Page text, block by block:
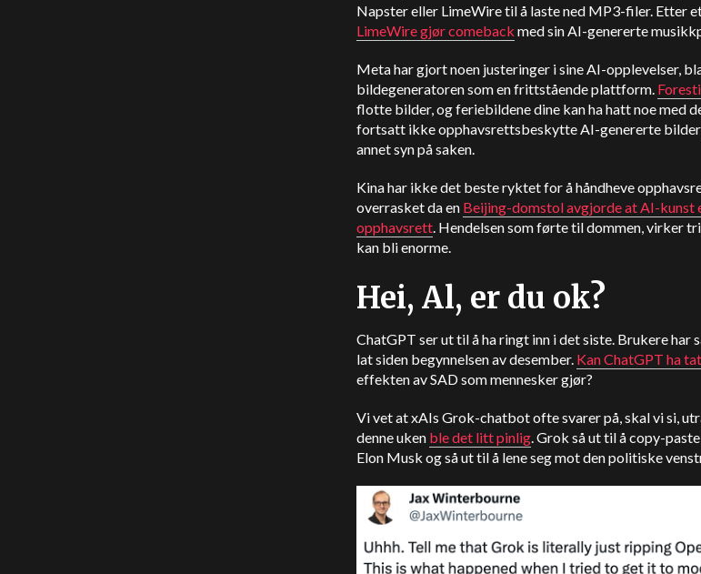
Napster eller LimeWire til å laste ned MP3-filer. Etter
LimeWire gjør comeback med sin AI-genererte
Meta har gjort noen justeringer i sine AI-opplevelser,
bildegeneratoren som en frittstående plattform.
flotte bilder, og feriebildene dine kan ha hatt noe med
fortsatt ikke opphavsrettsbeskytte AI-genererte bilder,
annet syn på saken.
Kina har ikke det beste ryktet for å håndheve
overrasket da en Beijing-domstol avgjorde at AI-kunst
opphavsrett. Hendelsen som førte til dommen, virker
kan bli enorme.
Hei, Al, er du ok?
ChatGPT ser ut til å ha ringt inn i det siste. Brukere
lat siden begynnelsen av desember. Kan ChatGPT ha
effekten av SAD som mennesker gjør?
Vi vet at xAIs Grok-chatbot ofte svarer på, skal vi si,
denne uken ble det litt pinlig. Grok så ut til å copy-
Elon Musk og så ut til å lene seg mot den politiske